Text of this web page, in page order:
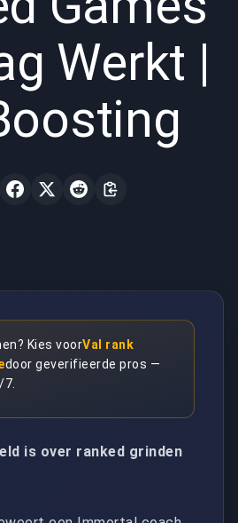
Werkt |
Kies voorVal rank
door geverifieerde pros —
7.
is over ranked grinden